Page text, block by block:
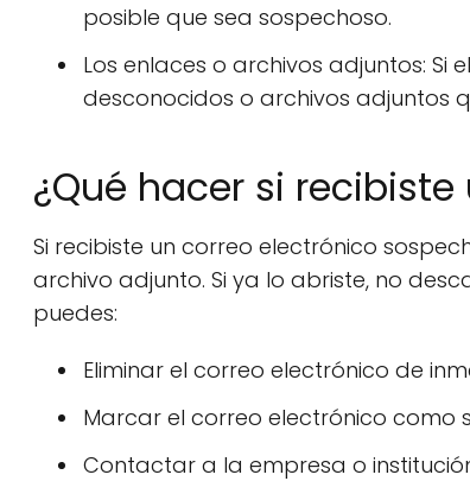
posible que sea sospechoso.
Los enlaces o archivos adjuntos: Si
desconocidos o archivos adjuntos
¿Qué hacer si
Si recibiste un correo electrónico
archivo adjunto. Si ya lo abriste, no
puedes:
Eliminar el correo electrónico de
Marcar el correo electrónico como
Contactar a la empresa o